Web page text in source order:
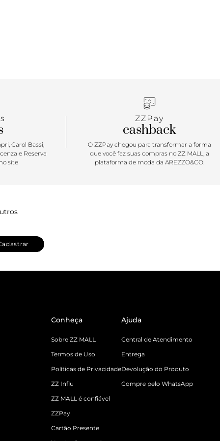
Carol Bassi,
e Reserva
site
ZZPay
cashback
O ZZPay chegou para transformar a forma
que você faz suas compras no ZZ MALL, a
plataforma de moda da AREZZO&CO.
Conheça
Sobre ZZ MALL
Termos de Uso
Políticas de Privacidade
ZZ Influ
ZZ MALL é confiável
ZZPay
Cartão Presente
Ajuda
Central de Atendimento
Entrega
Devolução do Produto
Compre pelo WhatsApp